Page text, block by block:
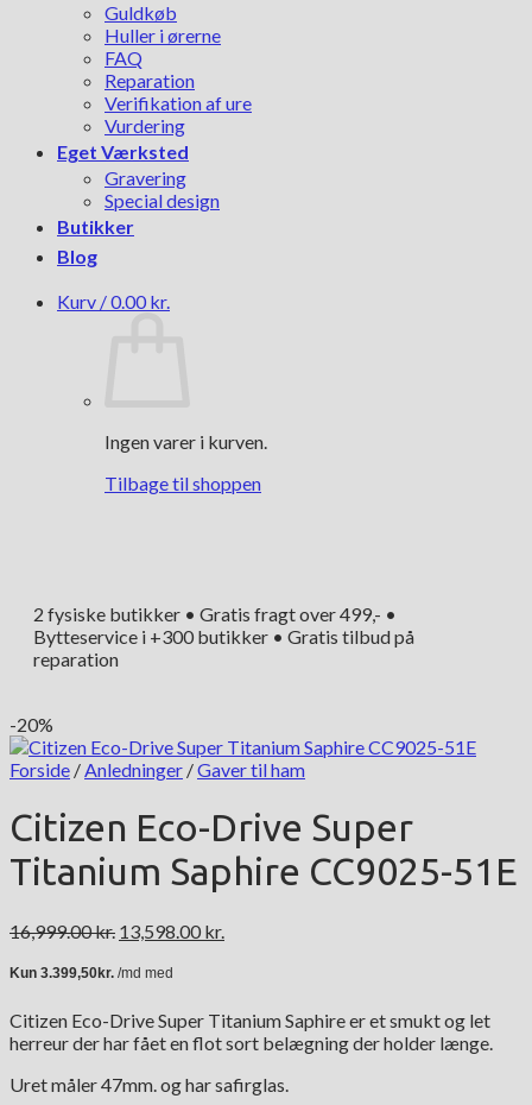
Guldkøb
Huller i ørerne
FAQ
Reparation
Verifikation af ure
Vurdering
Eget Værksted
Gravering
Special design
Butikker
Blog
Kurv /0.00 kr.
Ingen varer i kurven.
Tilbage til shoppen
2 fysiske butikker • Gratis fragt over 499,- •
Bytteservice i +300 butikker • Gratis tilbud på
reparation
-20%
Forside /Anledninger /Gaver til ham
Citizen Eco-Drive Super
Titanium Saphire CC9025-51E
16,999.00kr. Den
pris
16,999.00 kr..
13,598.00 kr.
13,598.00 kr..
Citizen Eco-Drive Super Titanium Saphire er et smukt og let
herreur der har fået en flot sort belægning der holder længe.
Uret måler 47mm. og har safirglas.